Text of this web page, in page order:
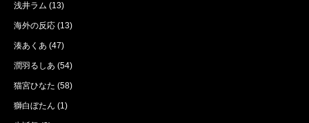
浅井ラム (13)
海外の反応 (13)
湊あくあ (47)
潤羽るしあ (54)
猫宮ひなた (58)
獅白ぼたん (1)